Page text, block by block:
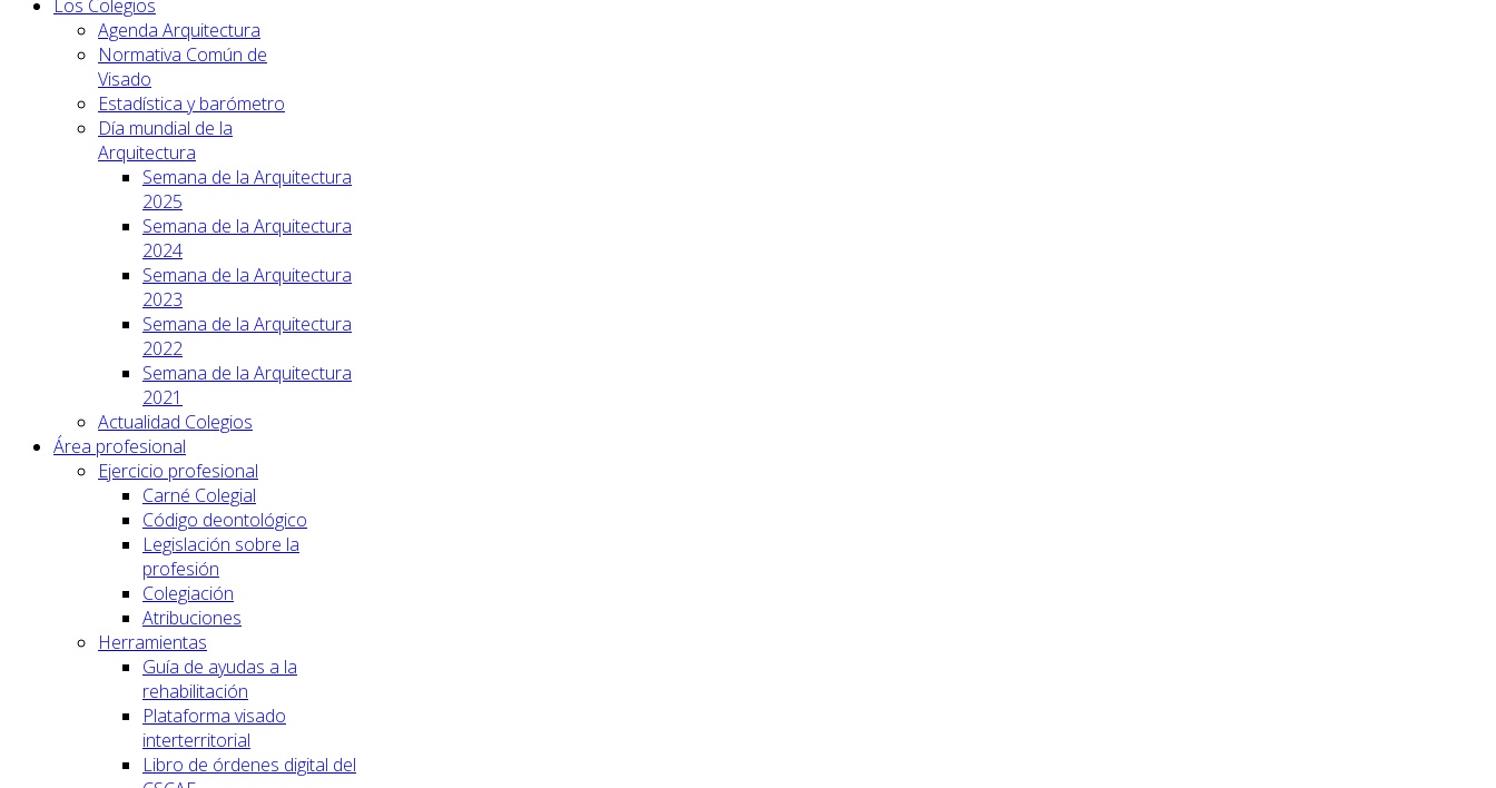
Los Colegios
Agenda Arquitectura
Normativa Común de
Visado
Estadística y barómetro
Día mundial de la
Arquitectura
Semana de la Arquitectura
2025
Semana de la Arquitectura
2024
Semana de la Arquitectura
2023
Semana de la Arquitectura
2022
Semana de la Arquitectura
2021
Actualidad Colegios
Área profesional
Ejercicio profesional
Carné Colegial
Código deontológico
Legislación sobre la
profesión
Colegiación
Atribuciones
Herramientas
Guía de ayudas a la
rehabilitación
Plataforma visado
interterritorial
Libro de órdenes digital del